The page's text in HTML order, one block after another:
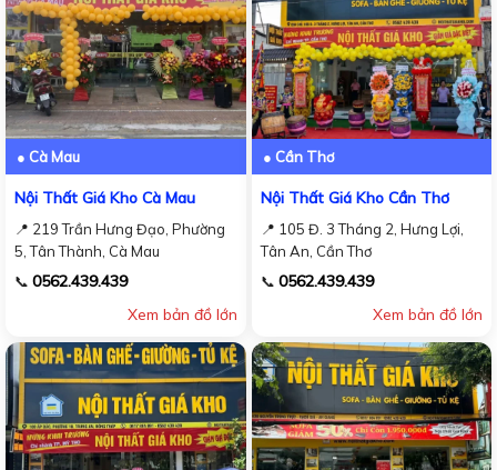
● Cà Mau
Nội Thất Giá Kho Cà Mau
📍 219 Trần Hưng Đạo, Phường
5, Tân Thành, Cà Mau
📞 0562.439.439
Xem bản đồ lớn
● Cần Thơ
Nội Thất Giá Kho Cần Thơ
📍 105 Đ. 3 Tháng 2, Hưng Lợi,
Tân An, Cần Thơ
📞 0562.439.439
Xem bản đồ lớn